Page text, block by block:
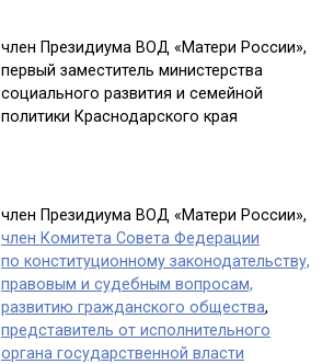
член Президиума ВОД «Матери России»,
первый заместитель министерства
социального развития и семейной
политики Краснодарского края
член Президиума ВОД «Матери России»,
член Комитета Совета Федерации
по конституционному законодательству,
правовым и судебным вопросам,
развитию гражданского общества,
представитель от исполнительного
органа государственной власти